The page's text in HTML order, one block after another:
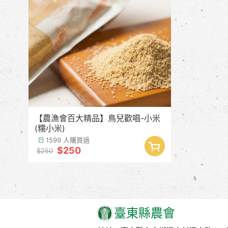
【農漁會百大精品】鳥兒歡唱-小米
(糯小米)
1599 人購買過
$250 $250
臺東縣農會